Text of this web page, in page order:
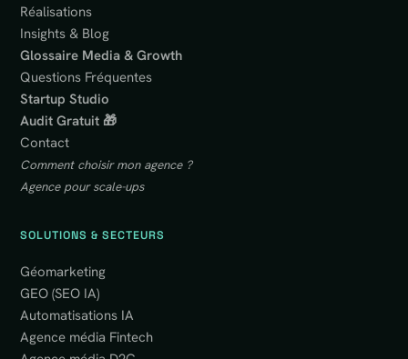
Réalisations
Insights & Blog
Glossaire Media & Growth
Questions Fréquentes
Startup Studio
Audit Gratuit 🎁
Contact
Comment choisir mon agence ?
Agence pour scale-ups
SOLUTIONS & SECTEURS
Géomarketing
GEO (SEO IA)
Automatisations IA
Agence média Fintech